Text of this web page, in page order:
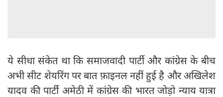
ये सीधा संकेत था कि समाजवादी पार्टी और कांग्रेस के बीच
अभी सीट शेयरिंग पर बात फ़ाइनल नहीं हुई है और अखिलेश
यादव की पार्टी अमेठी में कांग्रेस की भारत जोड़ो न्याय यात्रा